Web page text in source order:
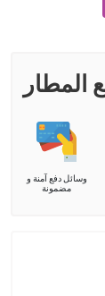
وسائل دفع آمنة و
مضمونة